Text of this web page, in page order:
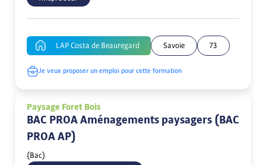
LAP Costa de Beauregard Savoie 73
Je veux proposer un emploi pour cette formation
Paysage Foret Bois
BAC PROA Aménagements paysagers (BAC
PROA AP)
(Bac)